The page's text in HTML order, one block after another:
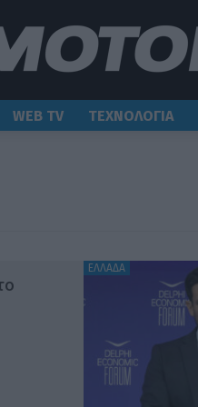
WEB TV ΤΕΧΝΟΛΟΓΙΑ
ΕΛΛΑΔΑ